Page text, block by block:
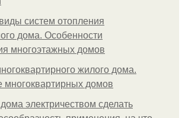
систем отопления
дома. Особенности
многоэтажных домов
жилого дома.
многоквартирных домов
электричеством сделать